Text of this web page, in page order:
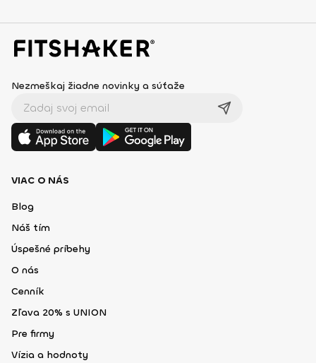
Nezmeškaj žiadne novinky a súťaže
VIAC O NÁS
Blog
Náš tím
Úspešné príbehy
O nás
Cenník
Zľava 20% s UNION
Pre firmy
Vízia a hodnoty